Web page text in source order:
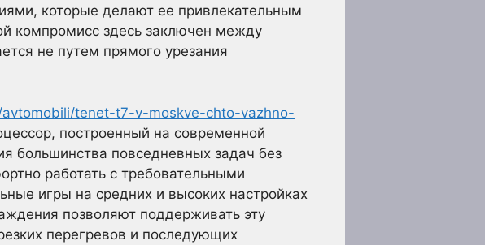
которые делают ее привлекательным
компромисс здесь заключен между
не путем прямого урезания
tenet-t7-v-moskve-chto-vazhno-
построенный на современной
большинства повседневных задач без
работать с требовательными
игры на средних и высоких настройках
позволяют поддерживать эту
перегревов и последующих